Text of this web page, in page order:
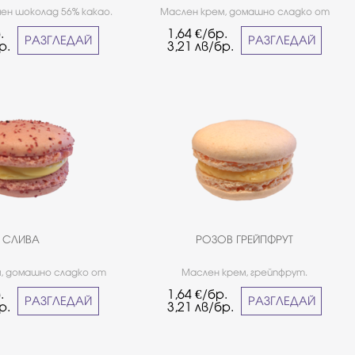
шоколад 56% какао.
- наличен в нашите
през цялата
подходящо за хора
РАЗГЛЕДАЙ
Маслен крем, домашно сладко от
череши.*Не е подходящо за хора
страдащи от целиакия. *Не е
подходящо за хора страдащи от
1,64 €/бр.
3,21 лв/бр. РАЗГЛЕДАЙ
СЛИВА
домашно сладко от
обекти през
*Не е подходящо за
РАЗГЛЕДАЙ
РОЗОВ ГРЕЙПФРУТ
Маслен крем, грейпфрут.
1,64 €/бр.
3,21 лв/бр. РАЗГЛЕДАЙ